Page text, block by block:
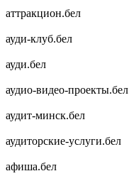
аттракцион.бел
ауди-клуб.бел
ауди.бел
аудио-видео-проекты.бел
аудит-минск.бел
аудиторские-услуги.бел
афиша.бел